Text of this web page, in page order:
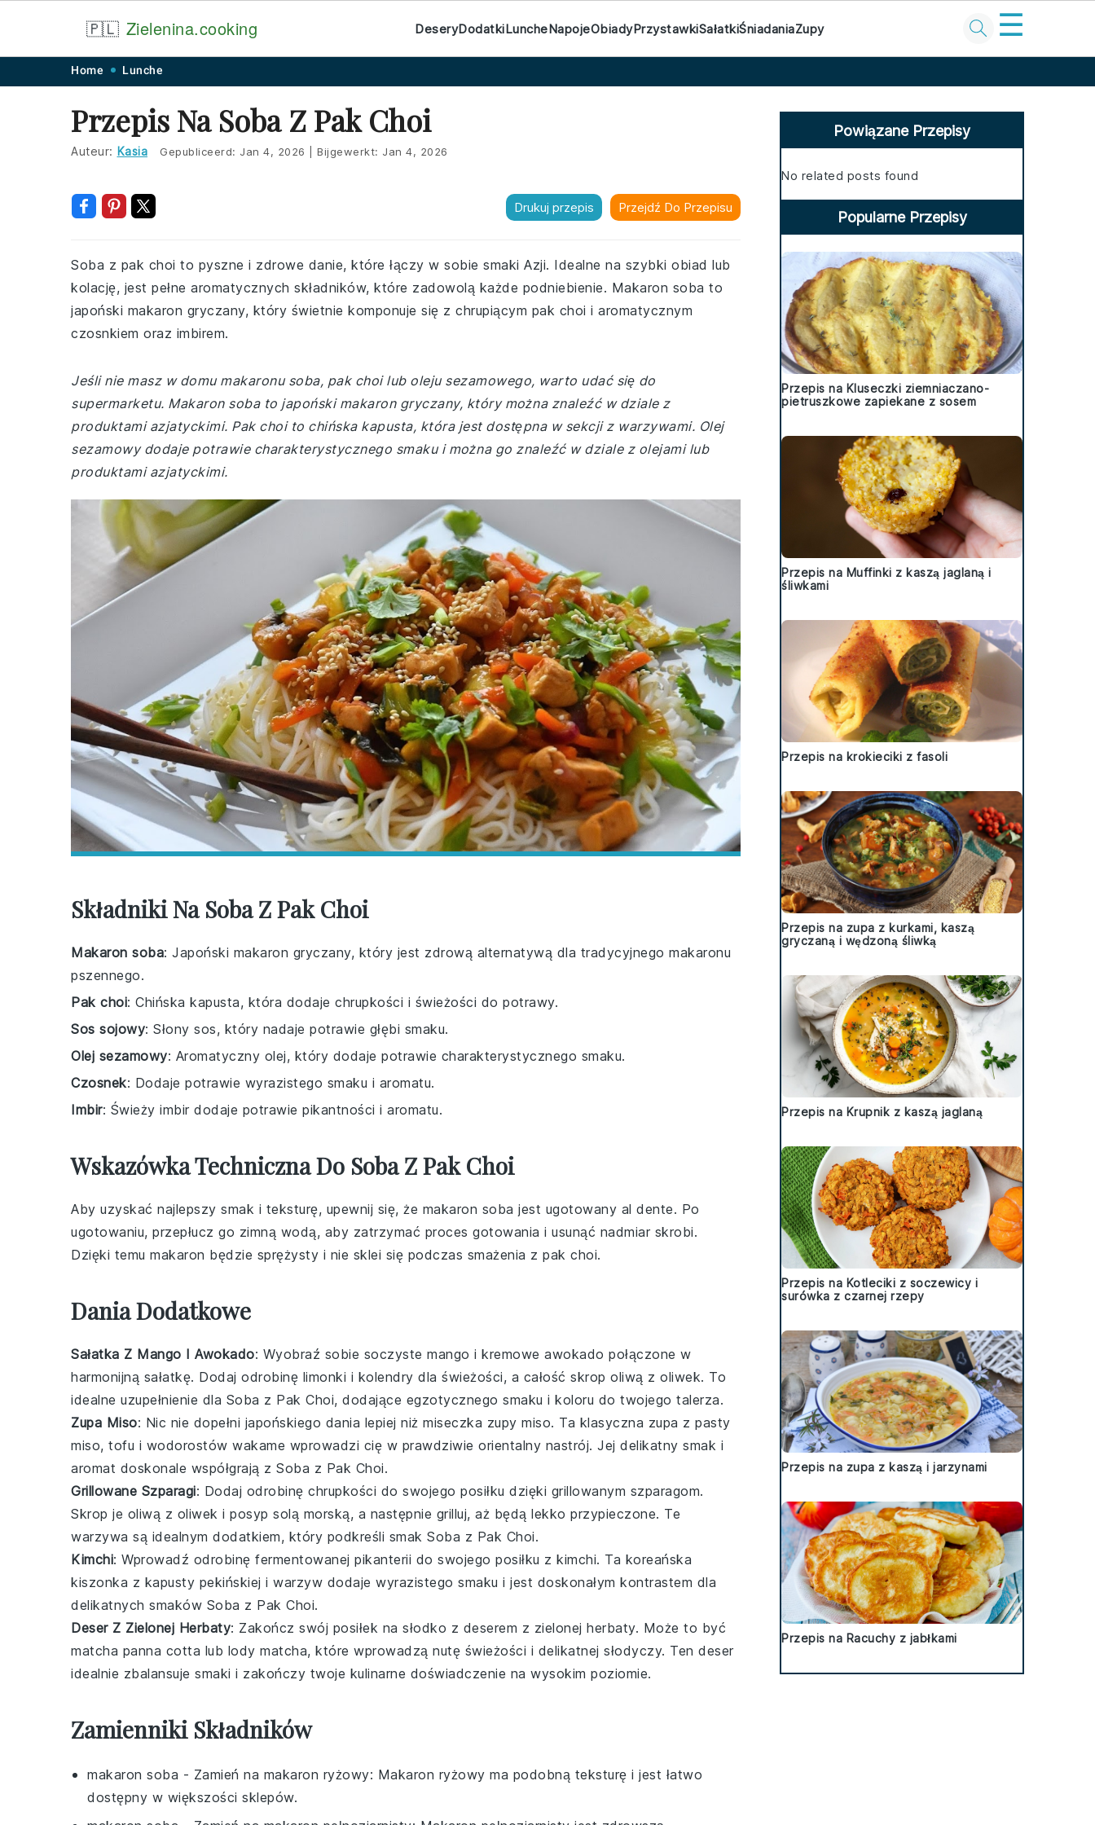
navigation
content
🇵🇱 Zielenina.cooking DeseryDodatkiLuncheNapojeObiadyPrzystawkiSałatkiŚniadaniaZupy ☰
Home Lunche
Przepis Na Soba Z Pak Choi
Auteur: Kasia Gepubliceerd: Jan 4, 2026 Bijgewerkt: Jan 4, 2026
Drukuj przepis Przejdź Do Przepisu
Soba z pak choi to pyszne i zdrowe danie, które łączy w sobie smaki Azji. Idealne na szybki obiad lub
kolację, jest pełne aromatycznych składników, które zadowolą każde podniebienie. Makaron soba to
japoński makaron gryczany, który świetnie komponuje się z chrupiącym pak choi i aromatycznym
czosnkiem oraz imbirem.
Jeśli nie masz w domu makaronu soba, pak choi lub oleju sezamowego, warto udać się do
supermarketu. Makaron soba to japoński makaron gryczany, który można znaleźć w dziale z
produktami azjatyckimi. Pak choi to chińska kapusta, która jest dostępna w sekcji z warzywami. Olej
sezamowy dodaje potrawie charakterystycznego smaku i można go znaleźć w dziale z olejami lub
produktami azjatyckimi.
Składniki Na Soba Z Pak Choi
Makaron soba: Japoński makaron gryczany, który jest zdrową alternatywą dla tradycyjnego makaronu
pszennego.
Pak choi: Chińska kapusta, która dodaje chrupkości i świeżości do potrawy.
Sos sojowy: Słony sos, który nadaje potrawie głębi smaku.
Olej sezamowy: Aromatyczny olej, który dodaje potrawie charakterystycznego smaku.
Czosnek: Dodaje potrawie wyrazistego smaku i aromatu.
Imbir: Świeży imbir dodaje potrawie pikantności i aromatu.
Wskazówka Techniczna Do Soba Z Pak Choi
Aby uzyskać najlepszy smak i teksturę, upewnij się, że makaron soba jest ugotowany al dente. Po
ugotowaniu, przepłucz go zimną wodą, aby zatrzymać proces gotowania i usunąć nadmiar skrobi.
Dzięki temu makaron będzie sprężysty i nie sklei się podczas smażenia z pak choi.
Dania Dodatkowe
Sałatka Z Mango I Awokado: Wyobraź sobie soczyste mango i kremowe awokado połączone w
harmonijną sałatkę. Dodaj odrobinę limonki i kolendry dla świeżości, a całość skrop oliwą z oliwek. To
idealne uzupełnienie dla Soba z Pak Choi, dodające egzotycznego smaku i koloru do twojego talerza.
Zupa Miso: Nic nie dopełni japońskiego dania lepiej niż miseczka zupy miso. Ta klasyczna zupa z pasty
miso, tofu i wodorostów wakame wprowadzi cię w prawdziwie orientalny nastrój. Jej delikatny smak i
aromat doskonale współgrają z Soba z Pak Choi.
Grillowane Szparagi: Dodaj odrobinę chrupkości do swojego posiłku dzięki grillowanym szparagom.
Skrop je oliwą z oliwek i posyp solą morską, a następnie grilluj, aż będą lekko przypieczone. Te
warzywa są idealnym dodatkiem, który podkreśli smak Soba z Pak Choi.
Kimchi: Wprowadź odrobinę fermentowanej pikanterii do swojego posiłku z kimchi. Ta koreańska
kiszonka z kapusty pekińskiej i warzyw dodaje wyrazistego smaku i jest doskonałym kontrastem dla
delikatnych smaków Soba z Pak Choi.
Deser Z Zielonej Herbaty: Zakończ swój posiłek na słodko z deserem z zielonej herbaty. Może to być
matcha panna cotta lub lody matcha, które wprowadzą nutę świeżości i delikatnej słodyczy. Ten deser
idealnie zbalansuje smaki i zakończy twoje kulinarne doświadczenie na wysokim poziomie.
Zamienniki Składników
makaron soba - Zamień na makaron ryżowy: Makaron ryżowy ma podobną teksturę i jest łatwo
dostępny w większości sklepów.
Primary
Sidebar
Powiązane Przepisy
No related posts found
Popularne Przepisy
Przepis na Kluseczki ziemniaczano-
pietruszkowe zapiekane z sosem
Przepis na Muffinki z kaszą jaglaną i
śliwkami
Przepis na krokieciki z fasoli
Przepis na zupa z kurkami, kaszą
gryczaną i wędzoną śliwką
Przepis na Krupnik z kaszą jaglaną
Przepis na Kotleciki z soczewicy i
surówka z czarnej rzepy
Przepis na zupa z kaszą i jarzynami
Przepis na Racuchy z jabłkami